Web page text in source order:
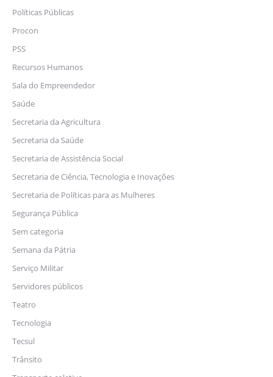
Políticas Públicas
Procon
PSS
Recursos Humanos
Sala do Empreendedor
Saúde
Secretaria da Agricultura
Secretaria da Saúde
Secretaria de Assistência Social
Secretaria de Ciência, Tecnologia e Inovações
Secretaria de Políticas para as Mulheres
Segurança Pública
Sem categoria
Semana da Pátria
Serviço Militar
Servidores públicos
Teatro
Tecnologia
Tecsul
Trânsito